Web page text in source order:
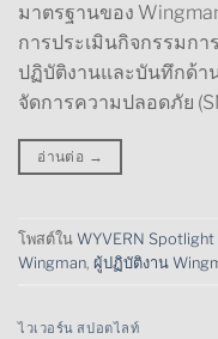
มาตรฐานของ
การประเมินกิจกรรมก
ปฏิบัติงานและบันทึกด้า
จัดการความปลอดภัย
อ่านต่อ →
โพสต์ใน WYVERN Spotlight
Wingman, ผู้ปฏิบัติงาน
ไวเวอร์น สปอตไลท์